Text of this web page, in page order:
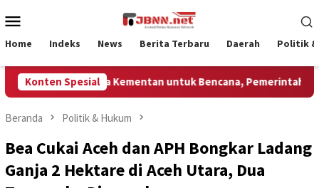
ke
Mobile
Home Indeks News Berita Terbaru Daerah Politik &
Konten Spesial
2,5 Triliun Dana Kementan untuk Bencana, Pemerintah Aceh
Beranda Politik & Hukum
Bea Cukai Aceh dan APH Bongkar Ladang
Ganja 2 Hektare di Aceh Utara, Dua